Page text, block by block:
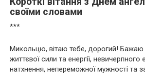
своїми словами
***
Микольцю, вітаю тебе, дорогий! Бажаю
життєвої сили та енергії, невичерпного
натхнення, непереможної мужності та